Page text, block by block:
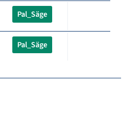
Pal_Säge
Pal_Säge